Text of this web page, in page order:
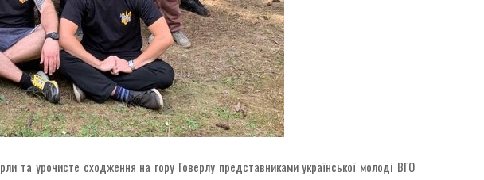
та урочисте сходження на гору Говерлу представниками української молоді ВГО